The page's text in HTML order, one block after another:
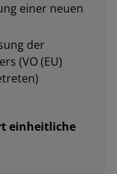
einer neuen
der
(VO (EU)
einheitliche